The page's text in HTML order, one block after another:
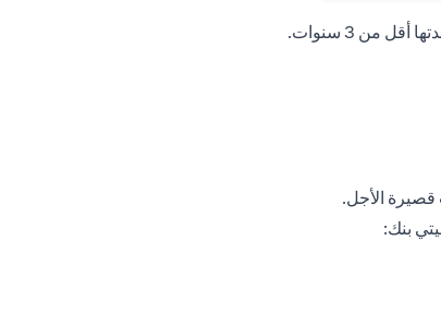
من 3 سنوات.
قصيرة الأجل.
بنك: